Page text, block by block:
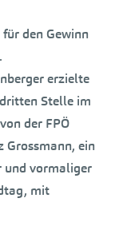
den Gewinn
erzielte
Stelle im
der FPÖ
ein
und vormaliger
mit